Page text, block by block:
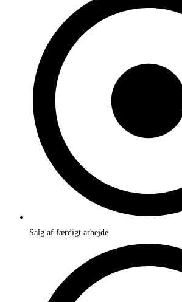
Salg af færdigt arbejde